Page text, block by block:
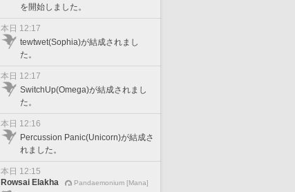
を開始しました。
本日 12:17
tewtwet(Sophia)が結成されまし
た。
本日 12:17
SwitchUp(Omega)が結成されまし
た。
本日 12:16
Percussion Panic(Unicorn)が結成さ
れました。
本日 12:15
Rowsai Elakha
Pandaemonium [Mana]